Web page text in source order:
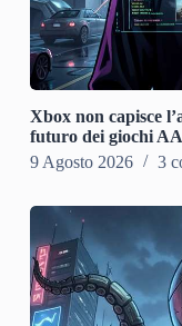
Xbox non capisce
futuro dei giochi
9 Agosto 2026
3